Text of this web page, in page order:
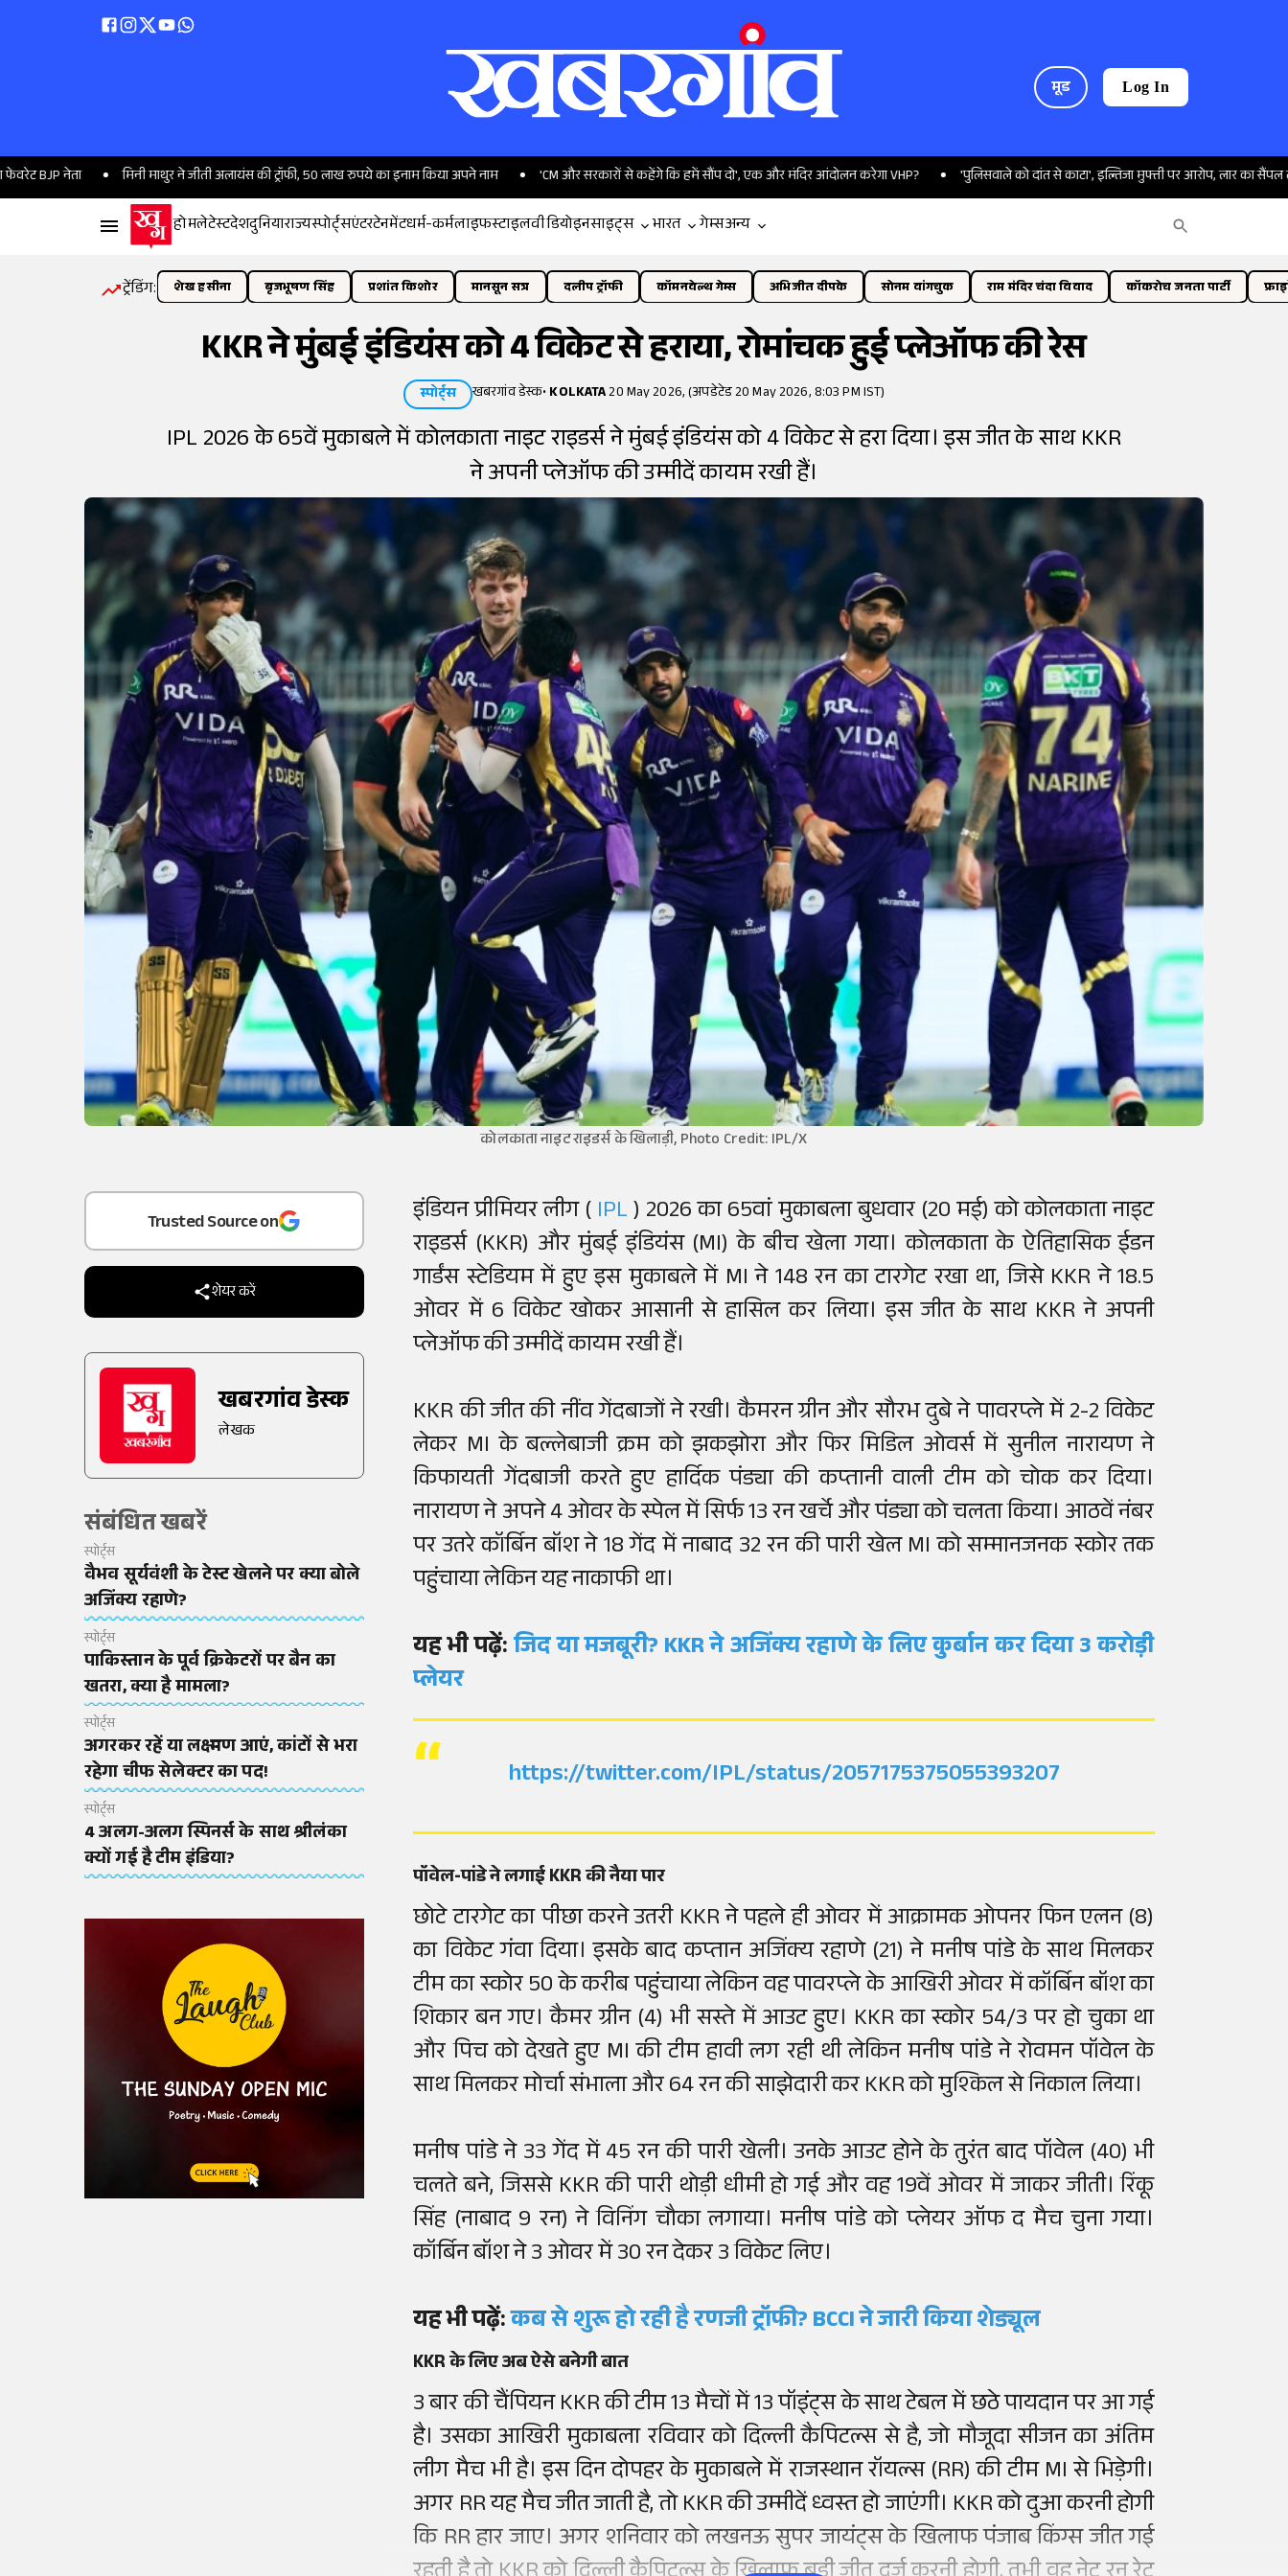
मूड Log In
मिनी माथुर ने जीती अलायंस की ट्रॉफी, 50 लाख रुपये का इनाम किया अपने नाम 'CM और सरकारों से कहेंगे कि हमें सौंप दो', एक और मंदिर आंदोलन करेगा VHP? 'पुलिसवाले को दांत से काटा', इल्तिजा मुफ्ती पर आरोप, लार का सैंपल लेकर होगी
होमलेटेस्टदेशदुनियाराज्यस्पोर्ट्सएंटरटेनमेंटधर्म-कर्मलाइफस्टाइलवीडियोइनसाइट्स भारत गेम्सअन्य
ट्रेंडिंग: शेख हसीना बृजभूषण सिंह प्रशांत किशोर मानसून सत्र दलीप ट्रॉफी कॉमनवेल्थ गेम्स अभिजीत दीपके सोनम वांगचुक राम मंदिर चंदा विवाद कॉकरोच जनता पार्टी
KKR ने मुंबई इंडियंस को 4 विकेट से हराया, रोमांचक हुई प्लेऑफ की रेस
स्पोर्ट्स खबरगांव डेस्क•KOLKATA20 May 2026, (अपडेटेड 20 May 2026, 8:03 PM IST)
IPL 2026 के 65वें मुकाबले में कोलकाता नाइट राइडर्स ने मुंबई इंडियंस को 4 विकेट से हरा दिया। इस जीत के साथ KKR
ने अपनी प्लेऑफ की उम्मीदें कायम रखी हैं।
कोलकाता नाइट राइडर्स के खिलाड़ी, Photo Credit: IPL/X
Trusted Source on
शेयर करें
खबरगांव डेस्क
लेखक
संबंधित खबरें
स्पोर्ट्स
वैभव सूर्यवंशी के टेस्ट खेलने पर क्या बोले
अजिंक्य रहाणे?
स्पोर्ट्स
पाकिस्तान के पूर्व क्रिकेटरों पर बैन का
खतरा, क्या है मामला?
स्पोर्ट्स
अगरकर रहें या लक्ष्मण आएं, कांटों से भरा
रहेगा चीफ सेलेक्टर का पद!
स्पोर्ट्स
4 अलग-अलग स्पिनर्स के साथ श्रीलंका
क्यों गई है टीम इंडिया?
इंडियन प्रीमियर लीग (IPL) 2026 का 65वां मुकाबला बुधवार (20 मई) को कोलकाता नाइट
राइडर्स (KKR) और मुंबई इंडियंस (MI) के बीच खेला गया। कोलकाता के ऐतिहासिक ईडन
गार्डंस स्टेडियम में हुए इस मुकाबले में MI ने 148 रन का टारगेट रखा था, जिसे KKR ने 18.5
ओवर में 6 विकेट खोकर आसानी से हासिल कर लिया। इस जीत के साथ KKR ने अपनी
प्लेऑफ की उम्मीदें कायम रखी हैं।
KKR की जीत की नींव गेंदबाजों ने रखी। कैमरन ग्रीन और सौरभ दुबे ने पावरप्ले में 2-2 विकेट
लेकर MI के बल्लेबाजी क्रम को झकझोरा और फिर मिडिल ओवर्स में सुनील नारायण ने
किफायती गेंदबाजी करते हुए हार्दिक पंड्या की कप्तानी वाली टीम को चोक कर दिया।
नारायण ने अपने 4 ओवर के स्पेल में सिर्फ 13 रन खर्चे और पंड्या को चलता किया। आठवें नंबर
पर उतरे कॉर्बिन बॉश ने 18 गेंद में नाबाद 32 रन की पारी खेल MI को सम्मानजनक स्कोर तक
पहुंचाया लेकिन यह नाकाफी था।
यह भी पढ़ें:जिद या मजबूरी? KKR ने अजिंक्य रहाणे के लिए कुर्बान कर दिया 3 करोड़ी
प्लेयर
https://twitter.com/IPL/status/2057175375055393207
पॉवेल-पांडे ने लगाई KKR की नैया पार
छोटे टारगेट का पीछा करने उतरी KKR ने पहले ही ओवर में आक्रामक ओपनर फिन एलन (8)
का विकेट गंवा दिया। इसके बाद कप्तान अजिंक्य रहाणे (21) ने मनीष पांडे के साथ मिलकर
टीम का स्कोर 50 के करीब पहुंचाया लेकिन वह पावरप्ले के आखिरी ओवर में कॉर्बिन बॉश का
शिकार बन गए। कैमर ग्रीन (4) भी सस्ते में आउट हुए। KKR का स्कोर 54/3 पर हो चुका था
और पिच को देखते हुए MI की टीम हावी लग रही थी लेकिन मनीष पांडे ने रोवमन पॉवेल के
साथ मिलकर मोर्चा संभाला और 64 रन की साझेदारी कर KKR को मुश्किल से निकाल लिया।
मनीष पांडे ने 33 गेंद में 45 रन की पारी खेली। उनके आउट होने के तुरंत बाद पॉवेल (40) भी
चलते बने, जिससे KKR की पारी थोड़ी धीमी हो गई और वह 19वें ओवर में जाकर जीती। रिंकू
सिंह (नाबाद 9 रन) ने विनिंग चौका लगाया। मनीष पांडे को प्लेयर ऑफ द मैच चुना गया।
कॉर्बिन बॉश ने 3 ओवर में 30 रन देकर 3 विकेट लिए।
यह भी पढ़ें:कब से शुरू हो रही है रणजी ट्रॉफी? BCCI ने जारी किया शेड्यूल
KKR के लिए अब ऐसे बनेगी बात
3 बार की चैंपियन KKR की टीम 13 मैचों में 13 पॉइंट्स के साथ टेबल में छठे पायदान पर आ गई
है। उसका आखिरी मुकाबला रविवार को दिल्ली कैपिटल्स से है, जो मौजूदा सीजन का अंतिम
लीग मैच भी है। इस दिन दोपहर के मुकाबले में राजस्थान रॉयल्स (RR) की टीम MI से भिड़ेगी।
अगर RR यह मैच जीत जाती है, तो KKR की उम्मीदें ध्वस्त हो जाएंगी। KKR को दुआ करनी होगी
कि RR हार जाए। अगर शनिवार को लखनऊ सुपर जायंट्स के खिलाफ पंजाब किंग्स जीत गई